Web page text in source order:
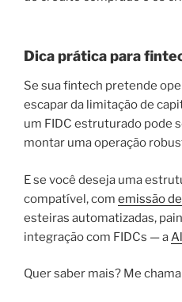
Dica prática para
Se sua fintech pretende
escapar da limitação de
um FIDC estruturado pode
montar uma operação
E se você deseja uma
compatível, com emissão
esteiras automatizadas,
integração com FIDCs — a
Quer saber mais? Me